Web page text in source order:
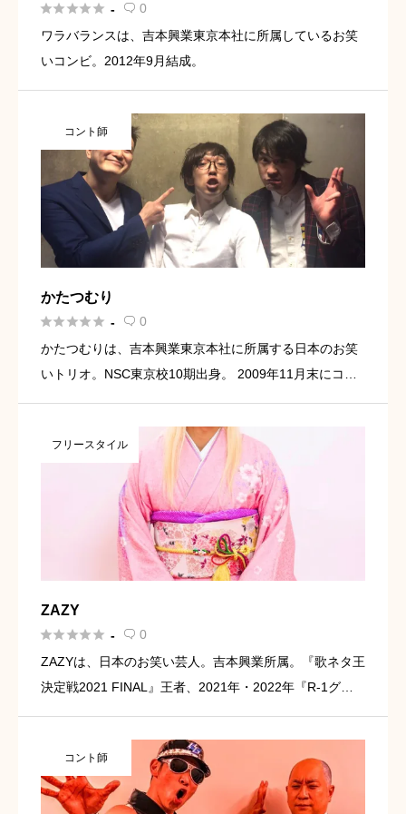
 -  0
ワラバランスは、吉本興業東京本社に所属しているお笑
いコンビ。2012年9月結成。
コント師
かたつむり
 -  0
かたつむりは、吉本興業東京本社に所属する日本のお笑
いトリオ。NSC東京校10期出身。 2009年11月末にコン
017年1月1日にピーチが加入、トリオとして活動を開
[…]フリースタイル
ZAZY
 -  0
ZAZYは、日本のお笑い芸人。吉本興業所属。『歌ネタ王
決定戦2021 FINAL』王者、2021年・2022年『R-1グラ
コント師